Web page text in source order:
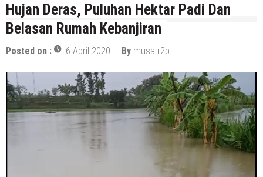
Hujan Deras, Puluhan Hektar Padi Dan
Belasan Rumah Kebanjiran
Posted on : 6 April 2020 By musa r2b